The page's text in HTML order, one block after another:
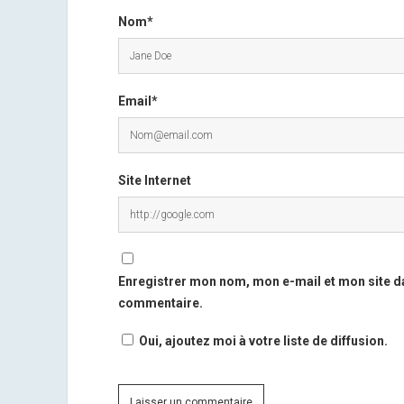
Nom*
Email*
Site Internet
Enregistrer mon nom, mon e-mail et mon site
commentaire.
Oui, ajoutez moi à votre liste de diffusion.